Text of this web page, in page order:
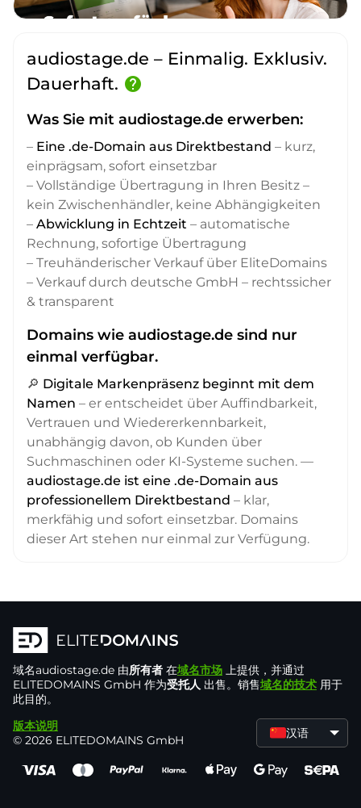
audiostage.de – Einmalig. Exklusiv.
Dauerhaft. help
Was Sie mit audiostage.de erwerben:
– Eine .de-Domain aus Direktbestand – kurz,
einprägsam, sofort einsetzbar
– Vollständige Übertragung in Ihren Besitz –
kein Zwischenhändler, keine Abhängigkeiten
– Abwicklung in Echtzeit – automatische
Rechnung, sofortige Übertragung
– Treuhänderischer Verkauf über EliteDomains
– Verkauf durch deutsche GmbH – rechtssicher
& transparent
Domains wie audiostage.de sind nur
einmal verfügbar.
🔎 Digitale Markenpräsenz beginnt mit dem
Namen – er entscheidet über Auffindbarkeit,
Vertrauen und Wiedererkennbarkeit,
unabhängig davon, ob Kunden über
Suchmaschinen oder KI-Systeme suchen. —
audiostage.de ist eine .de-Domain aus
professionellem Direktbestand – klar,
merkfähig und sofort einsetzbar. Domains
dieser Art stehen nur einmal zur Verfügung.
域名audiostage.de 由所有者 在域名市场 上提供，并通过
ELITEDOMAINS GmbH 作为受托人 出售。销售域名的技术 用于
此目的。
版本说明
© 2026 ELITEDOMAINS GmbH
汉语